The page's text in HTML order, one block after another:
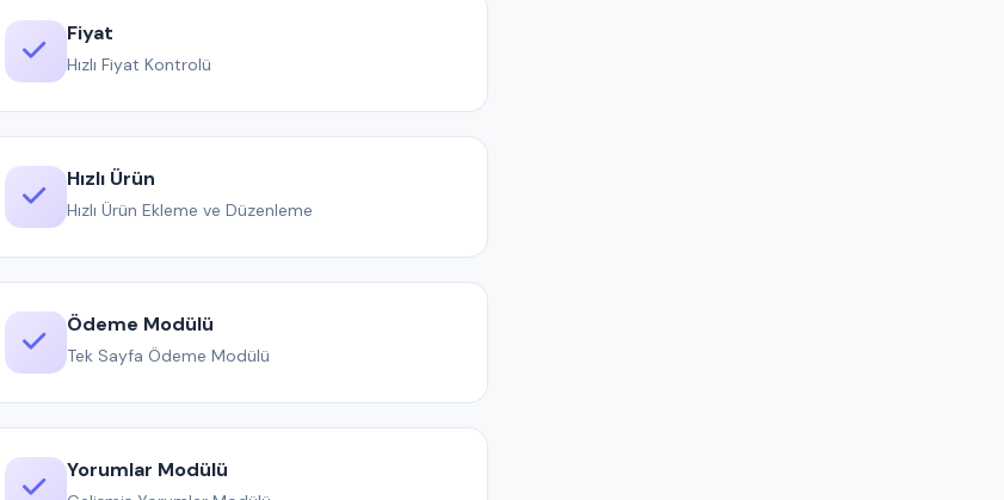
Fiyat
Hızlı Fiyat Kontrolü
Hızlı Ürün
Hızlı Ürün Ekleme ve Düzenleme
Ödeme Modülü
Tek Sayfa Ödeme Modülü
Yorumlar Modülü